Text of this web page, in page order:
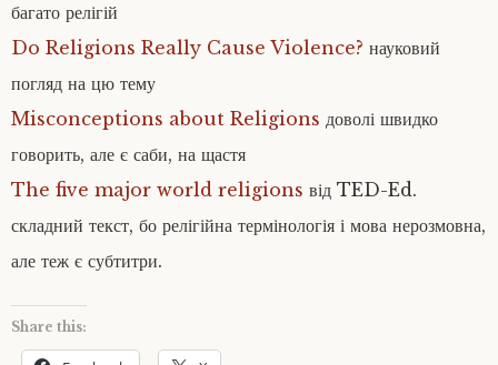
багато релігій
Do Religions Really Cause Violence? науковий
погляд на цю тему
Misconceptions about Religions доволі швидко
говорить, але є саби, на щастя
The five major world religions від TED-Ed.
складний текст, бо релігійна термінологія і мова нерозмовна,
але теж є субтитри.
Share this: